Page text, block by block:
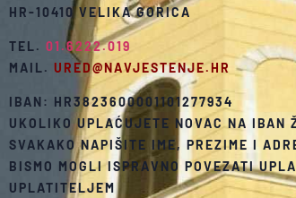
HR-10410 VELIKA GORICA
TEL. 01.6222.019
MAIL. URED@NAVJESTENJE.HR
IBAN: HR3823600001101277934
UKOLIKO UPLAĆUJETE NOVAC NA IBAN
SVAKAKO NAPIŠITE IME, PREZIME I
BISMO MOGLI ISPRAVNO POVEZATI
UPLATITELJEM